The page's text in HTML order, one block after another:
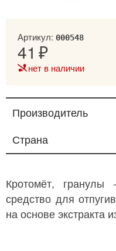
Артикул: 000548
41
нет в наличии
Производитель
Страна
Кротомёт, гранулы
средство для
на основе экстракта